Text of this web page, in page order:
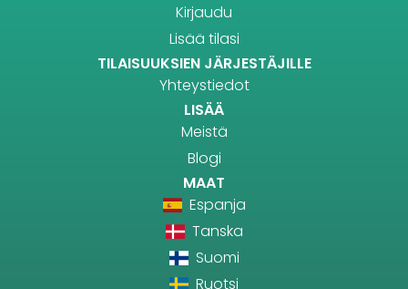
Kirjaudu
Lisää tilasi
TILAISUUKSIEN JÄRJESTÄJILLE
Yhteystiedot
LISÄÄ
Meistä
Blogi
MAAT
Espanja
Tanska
Suomi
Ruotsi